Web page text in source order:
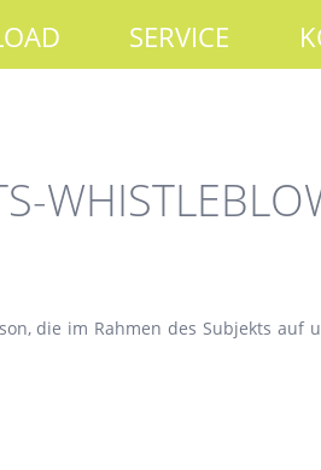
SERVICE
die im Rahmen des Subjekts auf